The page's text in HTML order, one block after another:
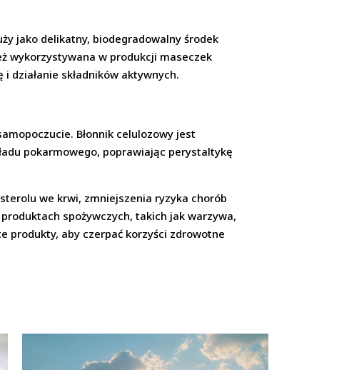
jako delikatny, biodegradowalny środek
wykorzystywana w produkcji maseczek
działanie składników aktywnych.
Błonnik celulozowy jest
pokarmowego, poprawiając perystaltykę
we krwi, zmniejszenia ryzyka chorób
spożywczych, takich jak warzywa,
produkty, aby czerpać korzyści zdrowotne